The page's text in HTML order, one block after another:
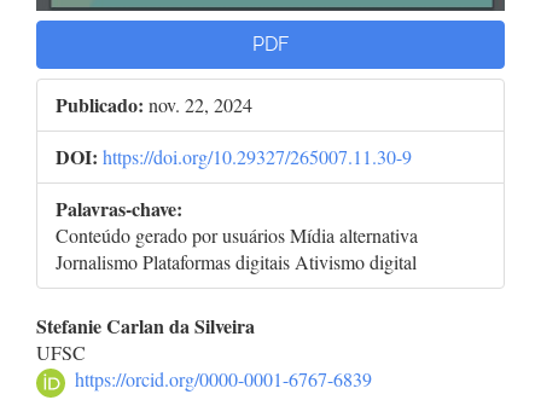
PDF
Publicado: nov. 22, 2024
DOI: https://doi.org/10.29327/265007.11.30-9
Palavras-chave:
Conteúdo gerado por usuários Mídia alternativa
Jornalismo Plataformas digitais Ativismo digital
Conteúdo
do
Stefanie Carlan da Silveira
UFSC
https://orcid.org/0000-0001-6767-6839